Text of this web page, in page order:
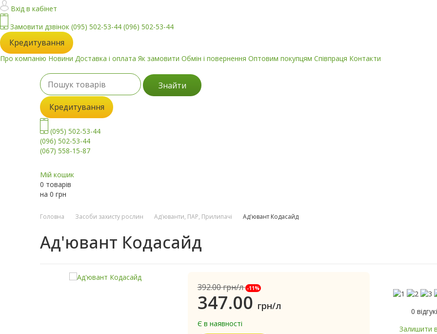
Вхід в кабінет
Замовити дзвінок (095) 502-53-44 (096) 502-53-44
Кредитування
Про компанію Новини Доставка і оплата Як замовити Обмін і повернення Оптовим покупцям Співпраця Контакти
Знайти
Кредитування
(095) 502-53-44
(096) 502-53-44
(067) 558-15-87
Мій кошик
0 товарів
на 0 грн
Головна Засоби захисту рослин Ад'юванти, ПАР, Прилипачі Ад'ювант Кодасайд
Ад'ювант Кодасайд
392.00грн/л -11%
347.00 грн/л
Є в наявності
0
Залишити